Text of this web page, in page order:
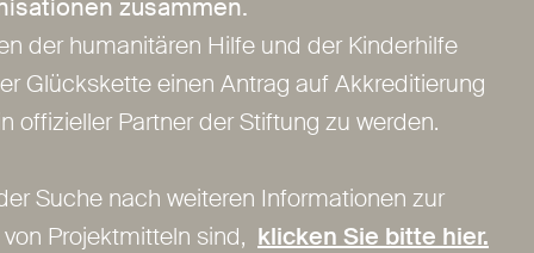
zusammen.
der humanitären Hilfe und der Kinderhilfe
Glückskette einen Antrag auf Akkreditierung
offizieller Partner der Stiftung zu werden.
Suche nach weiteren Informationen zur
Projektmitteln sind, klicken Sie bitte hier.